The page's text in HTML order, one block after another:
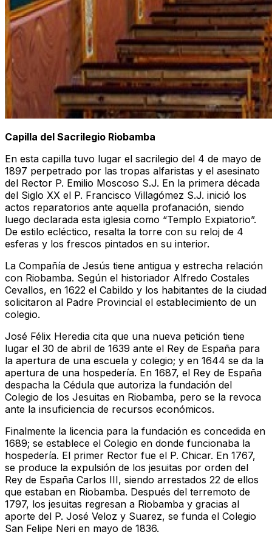
Capilla del Sacrilegio Riobamba
En esta capilla tuvo lugar el sacrilegio del 4 de mayo de
1897 perpetrado por las tropas alfaristas y el asesinato
del Rector P. Emilio Moscoso S.J. En la primera década
del Siglo XX el P. Francisco Villagómez S.J. inició los
actos reparatorios ante aquella profanación, siendo
luego declarada esta iglesia como “Templo Expiatorio”.
De estilo ecléctico, resalta la torre con su reloj de 4
esferas y los frescos pintados en su interior.
La Compañía de Jesús tiene antigua y estrecha relación
con Riobamba. Según el historiador Alfredo Costales
Cevallos, en 1622 el Cabildo y los habitantes de la ciudad
solicitaron al Padre Provincial el establecimiento de un
colegio.
José Félix Heredia cita que una nueva petición tiene
lugar el 30 de abril de 1639 ante el Rey de España para
la apertura de una escuela y colegio; y en 1644 se da la
apertura de una hospedería. En 1687, el Rey de España
despacha la Cédula que autoriza la fundación del
Colegio de los Jesuitas en Riobamba, pero se la revoca
ante la insuficiencia de recursos económicos.
Finalmente la licencia para la fundación es concedida en
1689; se establece el Colegio en donde funcionaba la
hospedería. El primer Rector fue el P. Chicar. En 1767,
se produce la expulsión de los jesuitas por orden del
Rey de España Carlos III, siendo arrestados 22 de ellos
que estaban en Riobamba. Después del terremoto de
1797, los jesuitas regresan a Riobamba y gracias al
aporte del P. José Veloz y Suarez, se funda el Colegio
San Felipe Neri en mayo de 1836.